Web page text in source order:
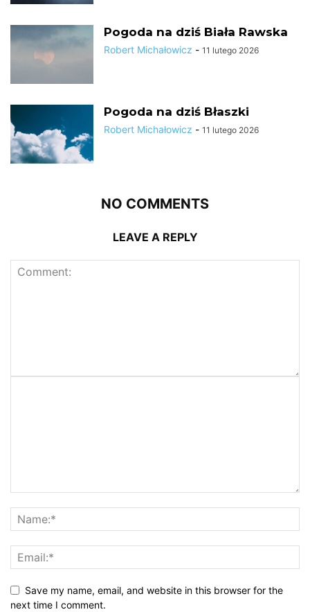
Pogoda na dziś Biała Rawska
Robert Michałowicz - 11 lutego 2026
Pogoda na dziś Błaszki
Robert Michałowicz - 11 lutego 2026
NO COMMENTS
LEAVE A REPLY
Save my name, email, and website in this browser for the
next time I comment.